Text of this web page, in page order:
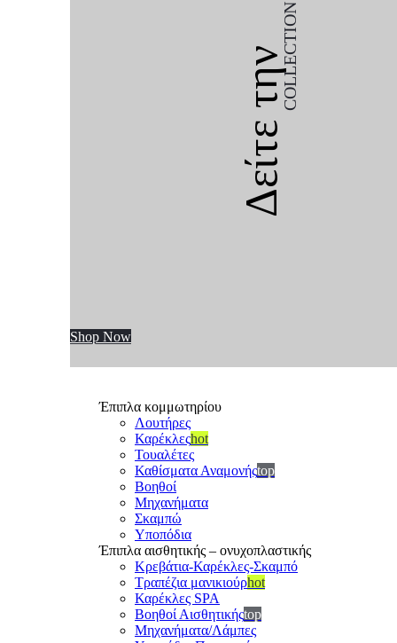
Δείτε τηνCOLLECTION
Shop Now
Έπιπλα κομμωτηρίου
Λουτήρες
Καρέκλεςhot
Τουαλέτες
Καθίσματα Αναμονήςtop
Βοηθοί
Μηχανήματα
Σκαμπώ
Υποπόδια
Έπιπλα αισθητικής – ονυχοπλαστικής
Κρεβάτια-Καρέκλες-Σκαμπό
Τραπέζια μανικιούρhot
Καρέκλες SPA
Βοηθοί Αισθητικήςtop
Μηχανήματα/Λάμπες